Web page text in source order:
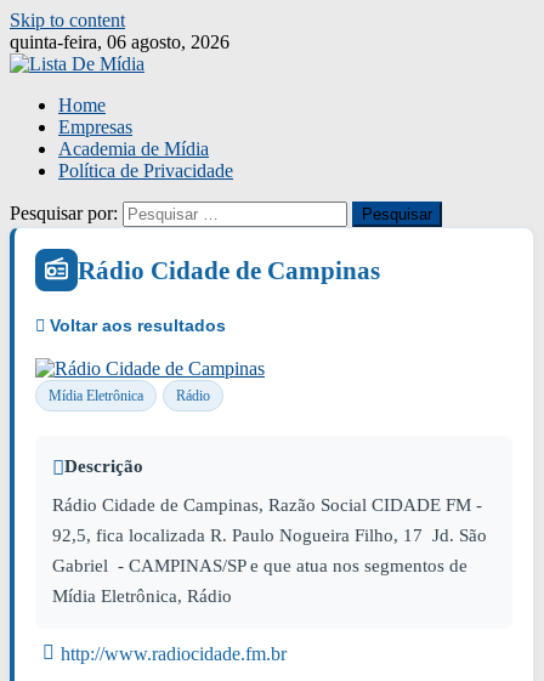
Skip to content
quinta-feira, 06 agosto, 2026
Home
Empresas
Academia de Mídia
Política de Privacidade
Pesquisar por:
Rádio Cidade de Campinas
Mídia Eletrônica Rádio
Descrição
Rádio Cidade de Campinas, Razão Social CIDADE FM -
92,5, fica localizada R. Paulo Nogueira Filho, 17 Jd. São
Gabriel - CAMPINAS/SP e que atua nos segmentos de
Mídia Eletrônica, Rádio
http://www.radiocidade.fm.br